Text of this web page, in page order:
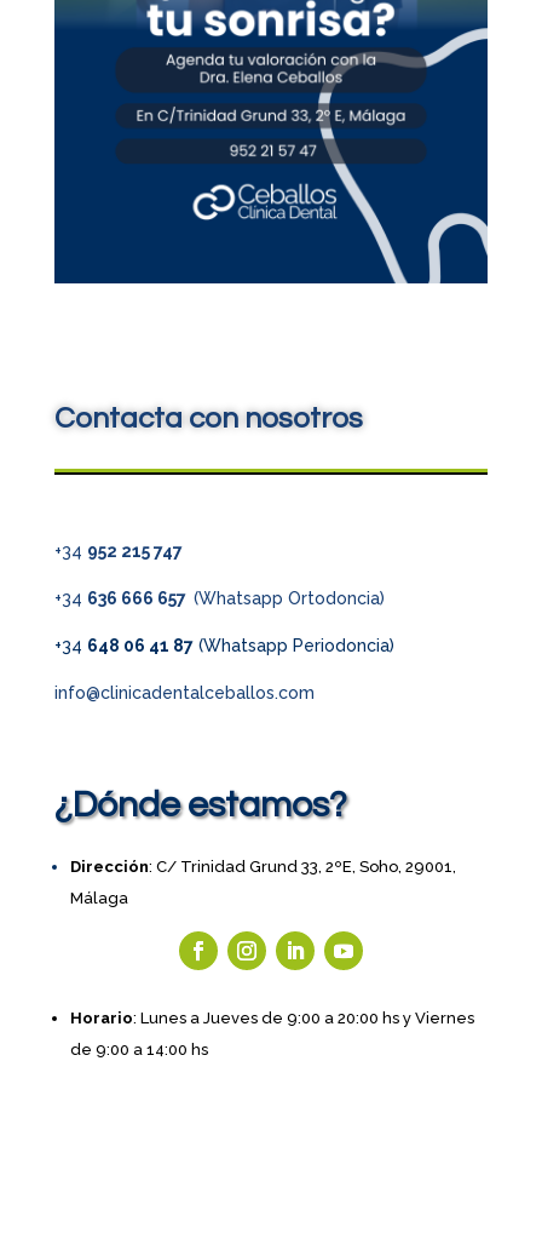
Contacta con nosotros
+34 952 215 747
+34 636 666 657 (Whatsapp Ortodoncia)
+34 648 06 41 87(Whatsapp Periodoncia)
info@clinicadentalceballos.com
¿Dónde estamos?
Dirección: C/ Trinidad Grund 33, 2ºE, Soho, 29001,
Málaga
Horario: Lunes a Jueves de 9:00 a 20:00 hs y Viernes
de 9:00 a 14:00 hs